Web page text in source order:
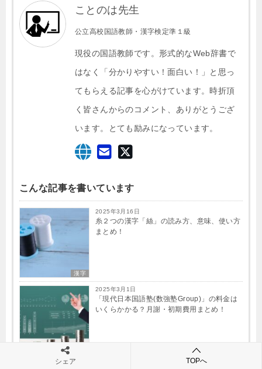
ことのは先生
公立高校国語教師・漢字検定準１級
現役の国語教師です。形式的なWeb辞書で
はなく「分かりやすい！面白い！」と思っ
てもらえる記事を心がけています。時折頂
く皆さんからのコメント、ありがとうござ
います。とても励みになっています。
こんな記事を書いています
漢字
2025年3月16日
糸２つの漢字「絲」の読み方、意味、使い方
まとめ！
オンライン家庭教師
2025年3月1日
「現代日本国語塾(数強塾​Group)」の料金は
いくらかかる？月謝・初期費用まとめ！
シェア TOPへ